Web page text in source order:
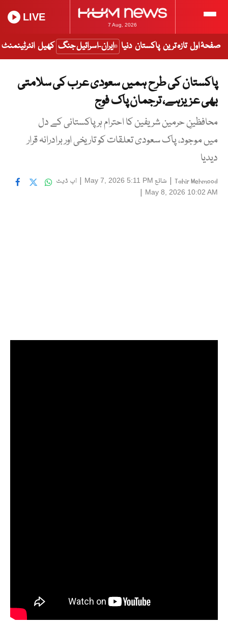
7 Aug, 2026
LIVE
صفحۂ اول تازہ ترین پاکستان دنیا ایران-اسرائیل جنگ کھیل انٹرٹینمنٹ
پاکستان کی طرح ہمیں سعودی عرب کی سلامتی
بھی عزیزہے، ترجمان پاک فوج
محافظینِ حرمین شریفین کا احترام ہر پاکستانی کے دل
میں موجود، پاک سعودی تعلقات کو تاریخی اور برادرانہ قرار
دیدیا
Tahir Mehmood
| شائع May 7, 2026 5:11 PM
| اپ ڈیٹ
May 8, 2026 10:02 AM
|